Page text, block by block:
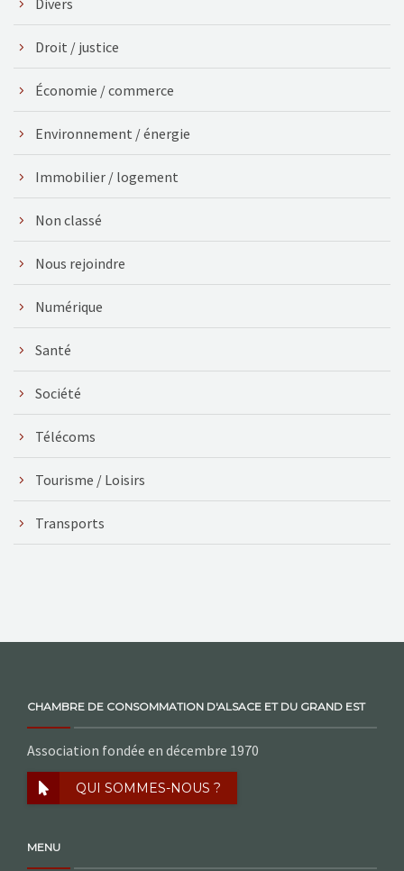
Droit / justice
Économie / commerce
Environnement / énergie
Immobilier / logement
Non classé
Nous rejoindre
Numérique
Santé
Société
Télécoms
Tourisme / Loisirs
Transports
CHAMBRE DE CONSOMMATION D'ALSACE ET DU GRAND EST
Association fondée en décembre 1970
QUI SOMMES-NOUS ?
MENU